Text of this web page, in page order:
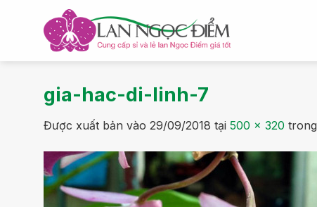
dung
gia-hac-di-linh-7
Được xuất bản vào 29/09/2018 tại 500 × 320 trong